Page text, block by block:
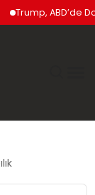
ABD’de